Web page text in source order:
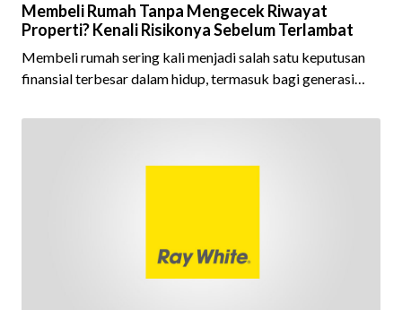
Membeli Rumah Tanpa Mengecek Riwayat
Properti? Kenali Risikonya Sebelum Terlambat
Membeli rumah sering kali menjadi salah satu keputusan
finansial terbesar dalam hidup, termasuk bagi generasi
kepemilikan hunian maupun investasi properti. Namun
fokus pada harga atau lokasi tanpa memperhatikan